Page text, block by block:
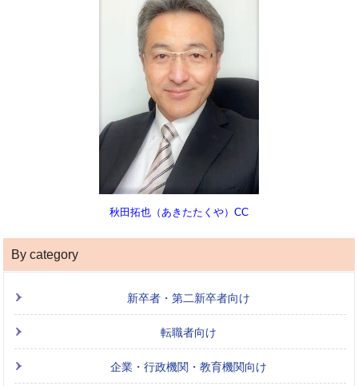
秋田拓也（あきたたくや）CC
By category
新卒者・第二新卒者向け
転職者向け
企業・行政機関・教育機関向け